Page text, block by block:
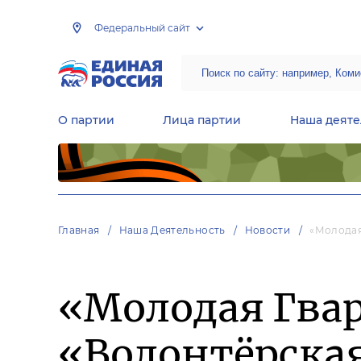
Федеральный сайт
О партии Лица партии Наша
Главная Наша Деятельность Новости
«Молодая